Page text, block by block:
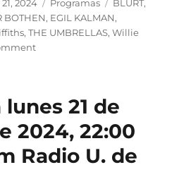
2024 Programas BLURT,
BOTHEN, EGIL KALMAN,
,THE UMBRELLAS,Willie
on
21
octubre
de
2024
21 de
2024, 22:00
Radio U. de